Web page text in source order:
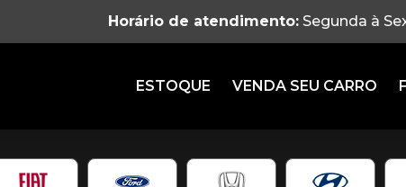
Horário de atendimento: Segunda à
ESTOQUE VENDA SEU CARRO